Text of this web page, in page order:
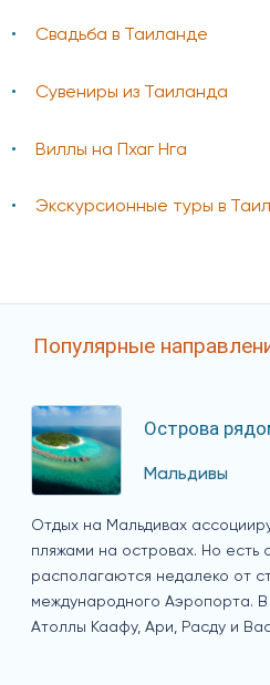
Свадьба в Таиланде
Сувениры из Таиланда
Виллы на Пхаг Нга
Экскурсионные туры в
Популярные
Острова
Мальдивы
Отдых на Мальдивах
пляжами на островах. Но есть
располагаются недалеко от
международного Аэропорта. В
Атоллы Каафу, Ари, Расду и